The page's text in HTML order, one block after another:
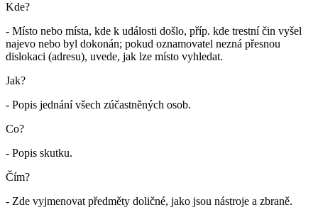
Kde?
- Místo nebo místa, kde k události došlo, příp. kde trestní čin vyšel
najevo nebo byl dokonán; pokud oznamovatel nezná přesnou
dislokaci (adresu), uvede, jak lze místo vyhledat.
Jak?
- Popis jednání všech zúčastněných osob.
Co?
- Popis skutku.
Čím?
- Zde vyjmenovat předměty doličné, jako jsou nástroje a zbraně.